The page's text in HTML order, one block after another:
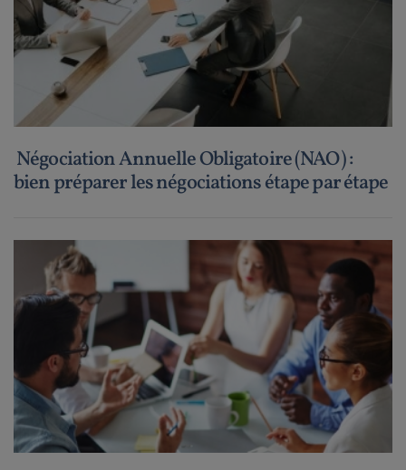
Négociation Annuelle Obligatoire (NAO) :
bien préparer les négociations étape par étape